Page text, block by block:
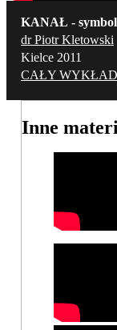
KANAŁ -
dr Piotr Kletowski
Kielce 2011
CAŁY WYKŁAD
Inne